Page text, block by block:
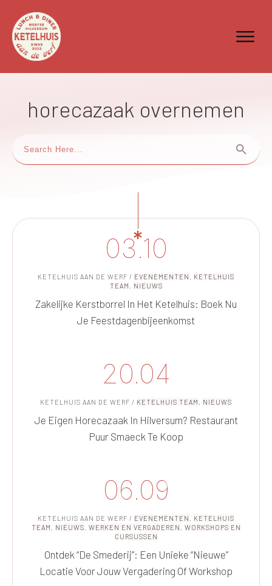
horecazaak overnemen
03.10
KETELHUIS AAN DE WERF / EVENEMENTEN , KETELHUIS
TEAM , NIEUWS
Zakelijke Kerstborrel In Het Ketelhuis: Boek Nu
Je Feestdagenbijeenkomst
20.04
KETELHUIS AAN DE WERF / KETELHUIS TEAM , NIEUWS
Je Eigen Horecazaak In Hilversum? Restaurant
Puur Smaeck Te Koop
06.09
KETELHUIS AAN DE WERF / EVENEMENTEN , KETELHUIS
TEAM , NIEUWS, WERKEN EN VERGADEREN , WORKSHOPS EN
CURSUSSEN
Ontdek “De Smederij”: Een Unieke “nieuwe”
Locatie Voor Jouw Vergadering Of Workshop